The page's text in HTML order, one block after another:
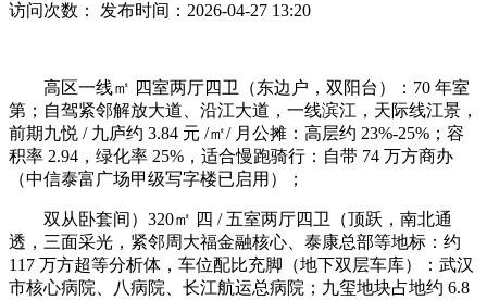
访问次数： 发布时间：2026-04-27 13:20
高区一线㎡ 四室两厅四卫（东边户，双阳台）：70 年室
第；自驾紧邻解放大道、沿江大道，一线滨江，天际线江景，
前期九悦 / 九庐约 3.84 元 /㎡/ 月公摊：高层约 23%-25%；容
积率 2.94，绿化率 25%，适合慢跑骑行：自带 74 万方商办
（中信泰富广场甲级写字楼已启用）；
双从卧套间）320㎡ 四 / 五室两厅四卫（顶跃，南北通
透，三面采光，紧邻周大福金融核心、泰康总部等地标：约
117 万方超等分析体，车位配比充脚（地下双层车库）：武汉
市核心病院、八病院、长江航运总病院；九玺地块占地约 6.8